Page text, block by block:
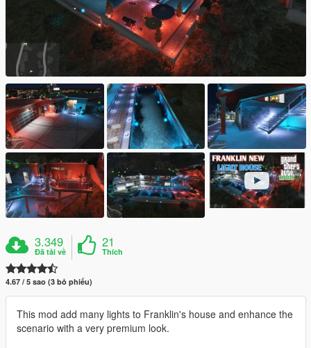
3.349
Đã tải về
21
Thích
4.67 / 5 sao (3 bỏ phiếu)
This mod add many lights to Franklin's house and enhance the
scenario with a very premium look.